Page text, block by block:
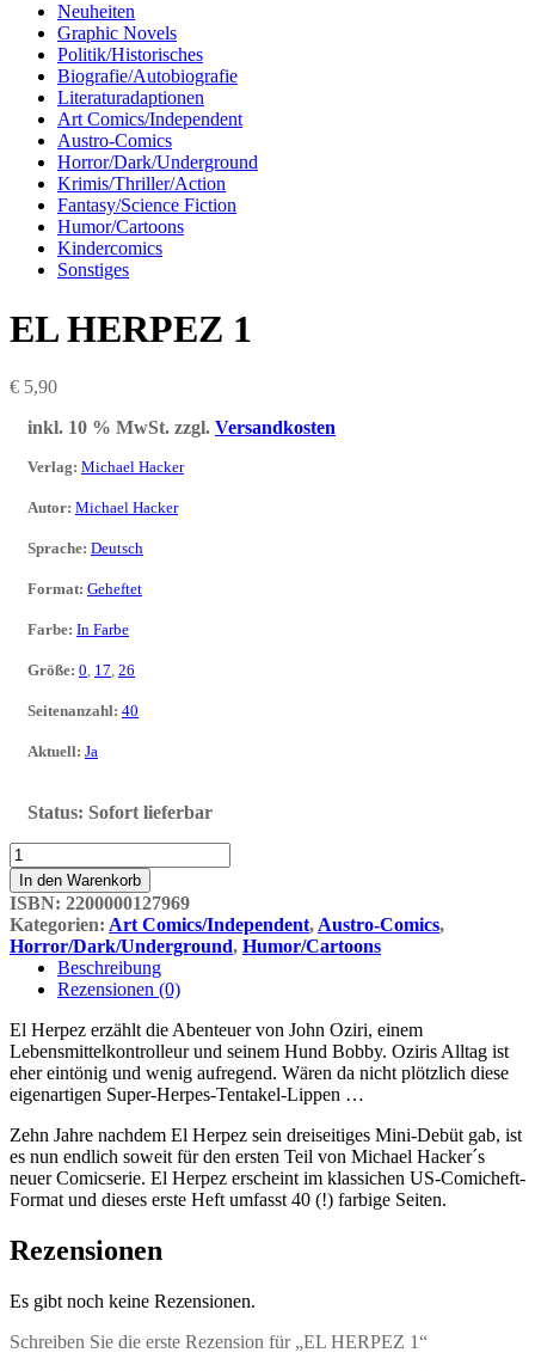
Neuheiten
Graphic Novels
Politik/Historisches
Biografie/Autobiografie
Literaturadaptionen
Art Comics/Independent
Austro-Comics
Horror/Dark/Underground
Krimis/Thriller/Action
Fantasy/Science Fiction
Humor/Cartoons
Kindercomics
Sonstiges
EL HERPEZ 1
€ 5,90
inkl. 10 % MwSt. zzgl. Versandkosten
Verlag: Michael Hacker
Autor: Michael Hacker
Sprache: Deutsch
Format: Geheftet
Farbe: In Farbe
Größe: 0, 17, 26
Seitenanzahl: 40
Aktuell: Ja
Status: Sofort lieferbar
EL
HERPEZ
1
Menge
In den Warenkorb
ISBN: 2200000127969
Kategorien: Art Comics/Independent, Austro-Comics,
Horror/Dark/Underground, Humor/Cartoons
Beschreibung
Rezensionen (0)
El Herpez erzählt die Abenteuer von John Oziri, einem
Lebensmittelkontrolleur und seinem Hund Bobby. Oziris Alltag ist
eher eintönig und wenig aufregend. Wären da nicht plötzlich diese
eigenartigen Super-Herpes-Tentakel-Lippen …
Zehn Jahre nachdem El Herpez sein dreiseitiges Mini-Debüt gab, ist
es nun endlich soweit für den ersten Teil von Michael Hacker´s
neuer Comicserie. El Herpez erscheint im klassichen US-Comicheft-
Format und dieses erste Heft umfasst 40 (!) farbige Seiten.
Rezensionen
Es gibt noch keine Rezensionen.
Schreiben Sie die erste Rezension für „EL HERPEZ 1“